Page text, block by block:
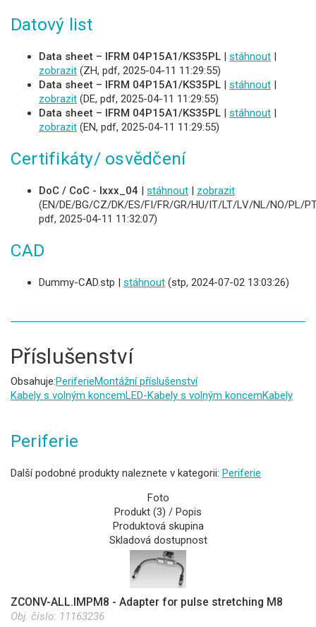
Datový list
Data sheet – IFRM 04P15A1/KS35PL | stáhnout |
zobrazit (ZH, pdf, 2025-04-11 11:29:55)
Data sheet – IFRM 04P15A1/KS35PL | stáhnout |
zobrazit (DE, pdf, 2025-04-11 11:29:55)
Data sheet – IFRM 04P15A1/KS35PL | stáhnout |
zobrazit (EN, pdf, 2025-04-11 11:29:55)
Certifikáty/ osvědčení
DoC / CoC - Ixxx_04 | stáhnout | zobrazit
(EN/DE/BG/CZ/DK/ES/FI/FR/GR/HU/IT/LT/LV/NL/NO/PL/
pdf, 2025-04-11 11:32:07)
CAD
Dummy-CAD.stp | stáhnout (stp, 2024-07-02 13:03:26)
Příslušenství
Obsahuje:PeriferieMontážní příslušenství
Kabely s volným koncemLED-Kabely s volným koncemKabely
Periferie
Další podobné produkty naleznete v kategorii: Periferie
Foto
Produkt (3) / Popis
Produktová skupina
Skladová dostupnost
ZCONV-ALL.IMPM8 - Adapter for pulse stretching M8
Obj. číslo: 11163236